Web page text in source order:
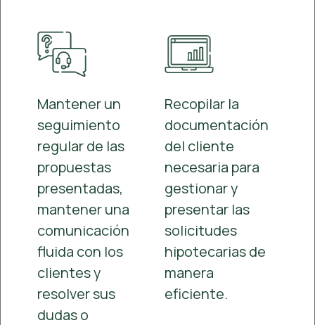
Mantener un
seguimiento
regular de las
propuestas
presentadas,
mantener una
comunicación
fluida con los
clientes y
resolver sus
dudas o
Recopilar la
documentación
del cliente
necesaria para
gestionar y
presentar las
solicitudes
hipotecarias de
manera
eficiente.